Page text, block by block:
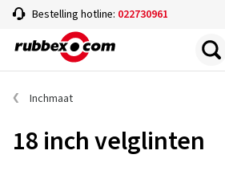
Bestelling hotline: 022730961
Inchmaat
18 inch velglinten